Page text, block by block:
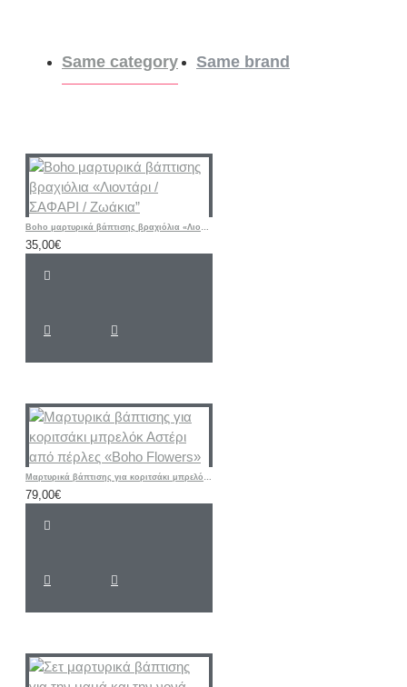
Same category Same brand
Boho μαρτυρικά βάπτισης βραχιόλια «Λιοντάρι / ΣΑΦΑΡΙ / Ζωάκια”
35,00€
Μαρτυρικά βάπτισης για κοριτσάκι μπρελόκ Αστέρι από πέρλες «Boho Flowers»
79,00€